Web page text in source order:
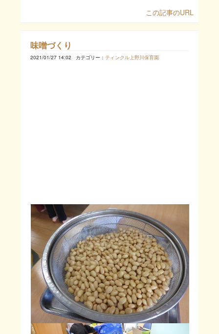
この記事のURL
味噌づくり
2021/01/27 14:02 カテゴリー： ティンクル上野川保育園